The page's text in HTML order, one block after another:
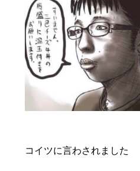
コイツに言わされました